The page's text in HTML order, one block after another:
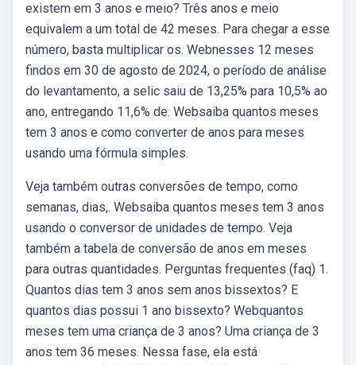
existem em 3 anos e meio? Três anos e meio
equivalem a um total de 42 meses. Para chegar a esse
número, basta multiplicar os. Webnesses 12 meses
findos em 30 de agosto de 2024, o período de análise
do levantamento, a selic saiu de 13,25% para 10,5% ao
ano, entregando 11,6% de. Websaiba quantos meses
tem 3 anos e como converter de anos para meses
usando uma fórmula simples.
Veja também outras conversões de tempo, como
semanas, dias,. Websaiba quantos meses tem 3 anos
usando o conversor de unidades de tempo. Veja
também a tabela de conversão de anos em meses
para outras quantidades. Perguntas frequentes (faq) 1.
Quantos dias tem 3 anos sem anos bissextos? E
quantos dias possui 1 ano bissexto? Webquantos
meses tem uma criança de 3 anos? Uma criança de 3
anos tem 36 meses. Nessa fase, ela está